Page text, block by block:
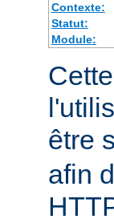
Contexte:
Statut:
Module:
être
afin